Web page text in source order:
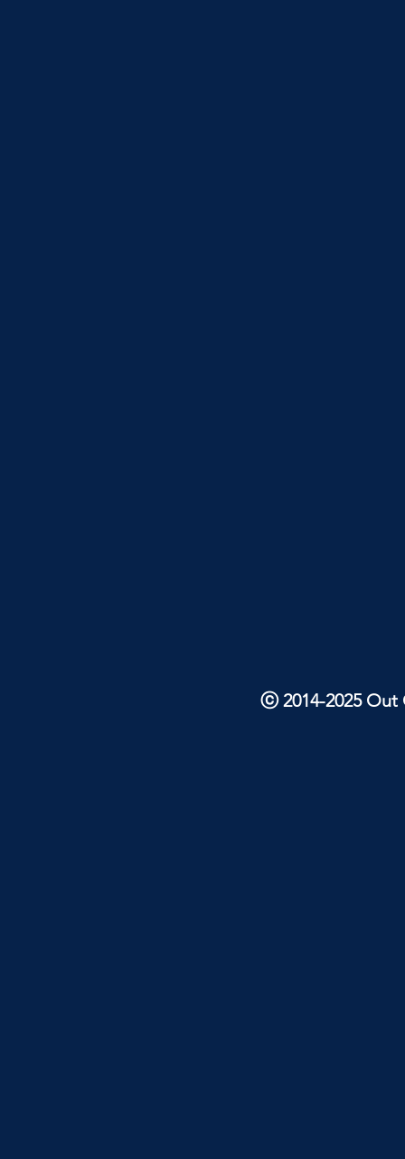
ⓒ 2014-2025 Out